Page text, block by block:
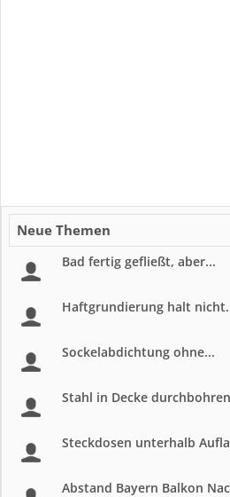
Neue Themen
Bad fertig gefließt, aber...
Haftgrundierung halt
Sockelabdichtung ohne...
Stahl in Decke
Steckdosen unterhalb
Abstand Bayern Balkon